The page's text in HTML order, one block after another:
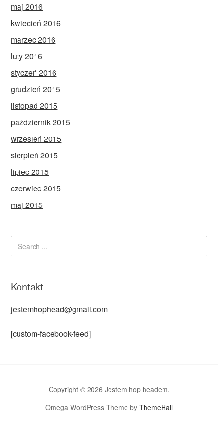
maj 2016
kwiecień 2016
marzec 2016
luty 2016
styczeń 2016
grudzień 2015
listopad 2015
październik 2015
wrzesień 2015
sierpień 2015
lipiec 2015
czerwiec 2015
maj 2015
Kontakt
jestemhophead@gmail.com
[custom-facebook-feed]
Copyright © 2026 Jestem hop headem.
Omega WordPress Theme by ThemeHall